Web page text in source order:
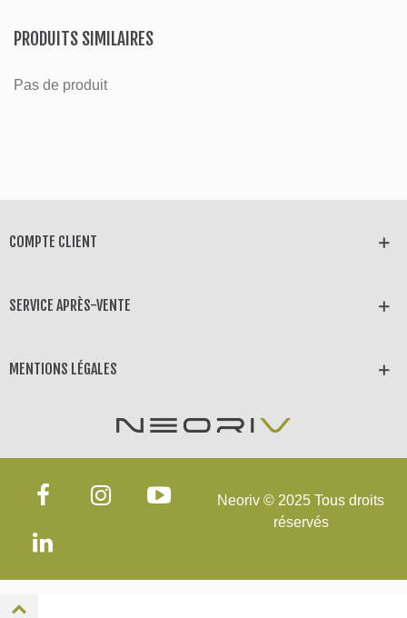
PRODUITS SIMILAIRES
Pas de produit
COMPTE CLIENT
SERVICE APRÈS-VENTE
MENTIONS LÉGALES
Neoriv © 2025 Tous droits
réservés